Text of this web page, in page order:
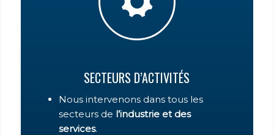
SECTEURS D’ACTIVITÉS
Nous intervenons dans tous les
secteurs de l’industrie et des
services.